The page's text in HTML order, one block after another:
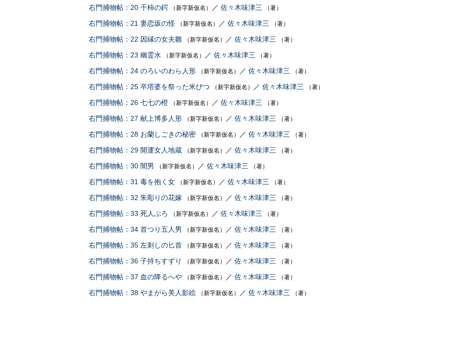
右門捕物帖：20 千柿の鍔 （新字新仮名） ／ 佐々木味津三 （著）
右門捕物帖：21 妻恋坂の怪 （新字新仮名） ／ 佐々木味津三 （著）
右門捕物帖：22 因縁の女夫雛 （新字新仮名） ／ 佐々木味津三 （著）
右門捕物帖：23 幽霊水 （新字新仮名） ／ 佐々木味津三 （著）
右門捕物帖：24 のろいのわら人形 （新字新仮名） ／ 佐々木味津三 （著）
右門捕物帖：25 卒塔婆を祭った米びつ （新字新仮名） ／ 佐々木味津三 （著）
右門捕物帖：26 七七の橙 （新字新仮名） ／ 佐々木味津三 （著）
右門捕物帖：27 献上博多人形 （新字新仮名） ／ 佐々木味津三 （著）
右門捕物帖：28 お蘭しごきの秘密 （新字新仮名） ／ 佐々木味津三 （著）
右門捕物帖：29 開運女人地蔵 （新字新仮名） ／ 佐々木味津三 （著）
右門捕物帖：30 闇男 （新字新仮名） ／ 佐々木味津三 （著）
右門捕物帖：31 毒を抱く女 （新字新仮名） ／ 佐々木味津三 （著）
右門捕物帖：32 朱彫りの花嫁 （新字新仮名） ／ 佐々木味津三 （著）
右門捕物帖：33 死人ぶろ （新字新仮名） ／ 佐々木味津三 （著）
右門捕物帖：34 首つり五人男 （新字新仮名） ／ 佐々木味津三 （著）
右門捕物帖：35 左刺しの匕首 （新字新仮名） ／ 佐々木味津三 （著）
右門捕物帖：36 子持ちすずり （新字新仮名） ／ 佐々木味津三 （著）
右門捕物帖：37 血の降るへや （新字新仮名） ／ 佐々木味津三 （著）
右門捕物帖：38 やまがら美人影絵 （新字新仮名） ／ 佐々木味津三 （著）